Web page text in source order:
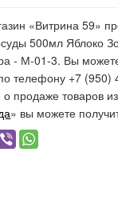
«Витрина 59»
500мл Яблоко
- М-01-3. Вы
телефону +7
продаже товаров из
» вы можете